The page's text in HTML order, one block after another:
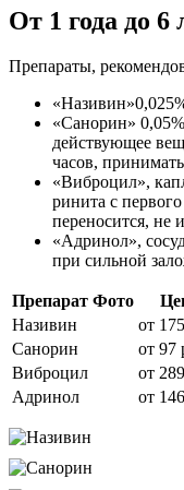
От 1 года до 6
Препараты,
«Санорин»
действующее
часов,
«Виброцил»,
ринита с
переносится, не
«Адринол»,
при сильной
Препарат Фото
Називин
от
Санорин
от 97
Виброцил
от
Адринол
от